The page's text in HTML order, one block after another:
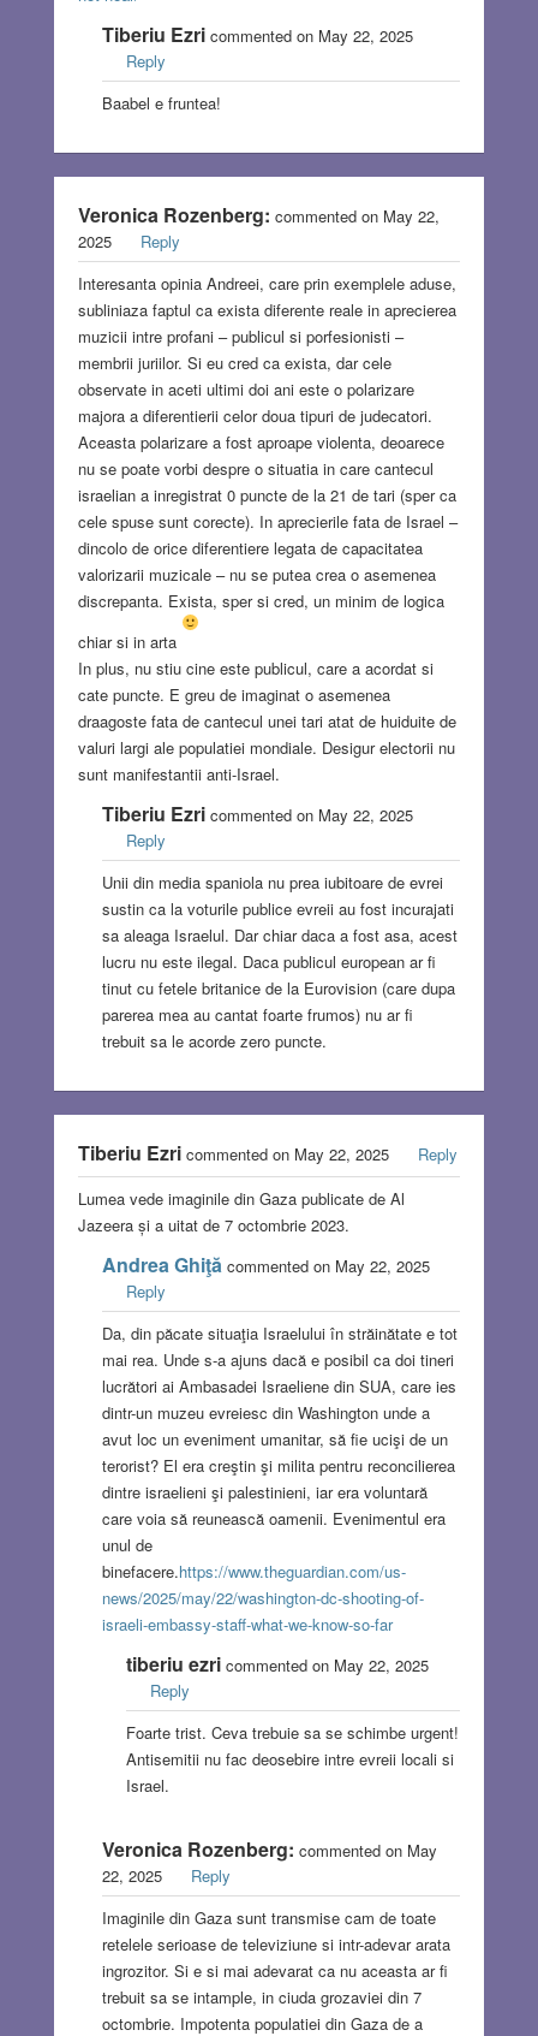
Tiberiu Ezricommented on May 22, 2025
Reply
Baabel e fruntea!
Veronica Rozenberg: commented on May 22,
2025
Reply
Interesanta opinia Andreei, care prin exemplele aduse,
subliniaza faptul ca exista diferente reale in aprecierea
muzicii intre profani – publicul si porfesionisti –
membrii juriilor. Si eu cred ca exista, dar cele
observate in aceti ultimi doi ani este o polarizare
majora a diferentierii celor doua tipuri de judecatori.
Aceasta polarizare a fost aproape violenta, deoarece
nu se poate vorbi despre o situatia in care cantecul
israelian a inregistrat 0 puncte de la 21 de tari (sper ca
cele spuse sunt corecte). In aprecierile fata de Israel –
dincolo de orice diferentiere legata de capacitatea
valorizarii muzicale – nu se putea crea o asemenea
discrepanta. Exista, sper si cred, un minim de logica
chiar si in arta
In plus, nu stiu cine este publicul, care a acordat si
cate puncte. E greu de imaginat o asemenea
draagoste fata de cantecul unei tari atat de huiduite de
valuri largi ale populatiei mondiale. Desigur electorii nu
sunt manifestantii anti-Israel.
Tiberiu Ezricommented on May 22, 2025
Reply
Unii din media spaniola nu prea iubitoare de evrei
sustin ca la voturile publice evreii au fost incurajati
sa aleaga Israelul. Dar chiar daca a fost asa, acest
lucru nu este ilegal. Daca publicul european ar fi
tinut cu fetele britanice de la Eurovision (care dupa
parerea mea au cantat foarte frumos) nu ar fi
trebuit sa le acorde zero puncte.
Tiberiu Ezricommented on May 22, 2025
Reply
Lumea vede imaginile din Gaza publicate de Al
Jazeera și a uitat de 7 octombrie 2023.
Andrea Ghiţă commented on May 22, 2025
Reply
Da, din păcate situaţia Israelului în străinătate e tot
mai rea. Unde s-a ajuns dacă e posibil ca doi tineri
lucrători ai Ambasadei Israeliene din SUA, care ies
dintr-un muzeu evreiesc din Washington unde a
avut loc un eveniment umanitar, să fie ucişi de un
terorist? El era creştin şi milita pentru reconcilierea
dintre israelieni şi palestinieni, iar era voluntară
care voia să reunească oamenii. Evenimentul era
unul de
binefacere.https://www.theguardian.com/us-
news/2025/may/22/washington-dc-shooting-of-
israeli-embassy-staff-what-we-know-so-far
tiberiu ezricommented on May 22, 2025
Reply
Foarte trist. Ceva trebuie sa se schimbe urgent!
Antisemitii nu fac deosebire intre evreii locali si
Israel.
Veronica Rozenberg: commented on May
22, 2025
Reply
Imaginile din Gaza sunt transmise cam de toate
retelele serioase de televiziune si intr-adevar arata
ingrozitor. Si e si mai adevarat ca nu aceasta ar fi
trebuit sa se intample, in ciuda grozaviei din 7
octombrie. Impotenta populatiei din Gaza de a